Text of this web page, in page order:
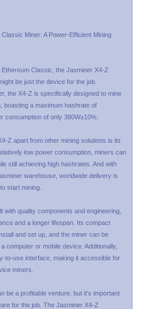
Miner: A Power-Efficient Mining
Classic, the Jasminer X4-Z
be just the device for the job.
the X4-Z is specifically designed to mine
boasting a maximum hashrate of
consumption of only 380W±10%.
Z apart from other mining solutions is its
low power consumption, miners can
still achieving high hashrates. And with
warehouse, worldwide delivery is
start mining.
with quality components and engineering,
and a longer lifespan. Its compact
and set up, and the miner can be
computer or mobile device. Additionally,
to-use interface, making it accessible for
miners.
be a profitable venture, but it's important
for the job. The Jasminer X4-Z